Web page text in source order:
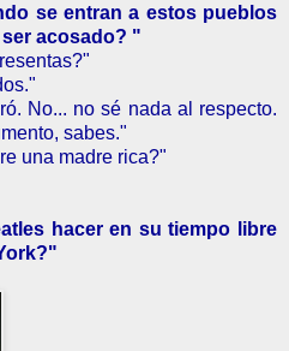
se entran a estos pueblos
acosado? "
No... no sé nada al respecto.
sabes."
una madre rica?"
hacer en su tiempo libre